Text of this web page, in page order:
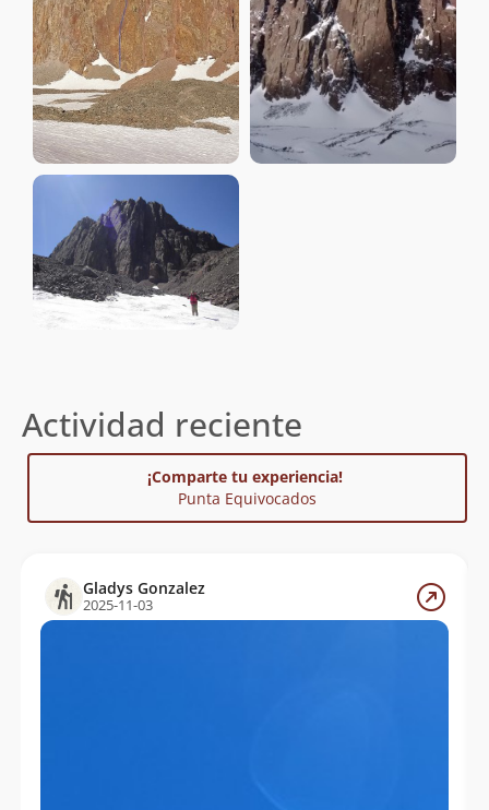
Actividad reciente
¡Comparte tu experiencia!
Punta Equivocados
Gladys Gonzalez
2025-11-03